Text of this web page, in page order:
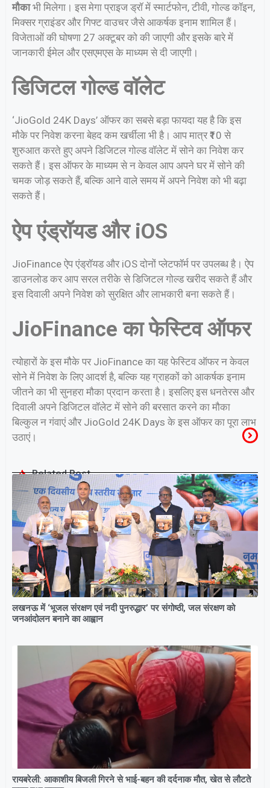
मौकाभी मिलेगा। इस मेगा प्राइज ड्रॉ में स्मार्टफोन, टीवी, गोल्ड कॉइन,
मिक्सर ग्राइंडर और गिफ्ट वाउचर जैसे आकर्षक इनाम शामिल हैं।
विजेताओं की घोषणा 27 अक्टूबर को की जाएगी और इसके बारे में
जानकारी ईमेल और एसएमएस के माध्यम से दी जाएगी।
डिजिटल गोल्ड वॉलेट
‘JioGold 24K Days’ ऑफर का सबसे बड़ा फायदा यह है कि इस
मौके पर निवेश करना बेहद कम खर्चीला भी है। आप मात्र ₹10 से
शुरुआत करते हुए अपने डिजिटल गोल्ड वॉलेट में सोने का निवेश कर
सकते हैं। इस ऑफर के माध्यम से न केवल आप अपने घर में सोने की
चमक जोड़ सकते हैं, बल्कि आने वाले समय में अपने निवेश को भी बढ़ा
सकते हैं।
ऐप एंड्रॉयड और iOS
JioFinance ऐप एंड्रॉयड और iOS दोनों प्लेटफॉर्म पर उपलब्ध है। ऐप
डाउनलोड कर आप सरल तरीके से डिजिटल गोल्ड खरीद सकते हैं और
इस दिवाली अपने निवेश को सुरक्षित और लाभकारी बना सकते हैं।
JioFinance का फेस्टिव ऑफर
त्योहारों के इस मौके पर JioFinance का यह फेस्टिव ऑफर न केवल
सोने में निवेश के लिए आदर्श है, बल्कि यह ग्राहकों को आकर्षक इनाम
जीतने का भी सुनहरा मौका प्रदान करता है। इसलिए इस धनतेरस और
दिवाली अपने डिजिटल वॉलेट में सोने की बरसात करने का मौका
बिल्कुल न गंवाएं और JioGold 24K Days के इस ऑफर का पूरा लाभ
उठाएं।
Related Post
लखनऊ में ‘भूजल संरक्षण एवं नदी पुनरुद्धार’ पर संगोष्ठी, जल संरक्षण को
जनआंदोलन बनाने का आह्वान
रायबरेली: आकाशीय बिजली गिरने से भाई-बहन की दर्दनाक मौत, खेत से लौटते